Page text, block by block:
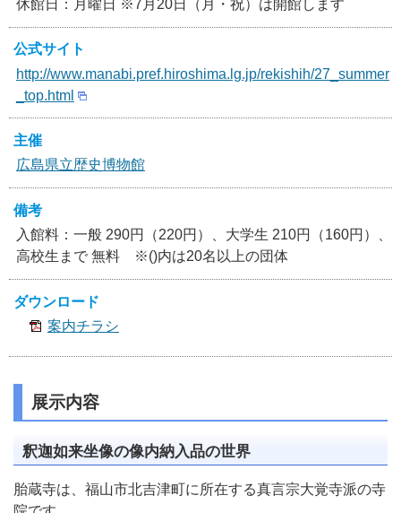
休館日：月曜日 ※7月20日（月・祝）は開館します
公式サイト
http://www.manabi.pref.hiroshima.lg.jp/rekishih/27_summer
_top.html
主催
広島県立歴史博物館
備考
入館料：一般 290円（220円）、大学生 210円（160円）、
高校生まで 無料 ※()内は20名以上の団体
ダウンロード
案内チラシ
展示内容
釈迦如来坐像の像内納入品の世界
胎蔵寺は、福山市北吉津町に所在する真言宗大覚寺派の寺